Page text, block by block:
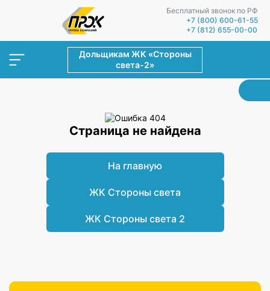
Бесплатный звонок по РФ
+7 (800) 600-61-55
+7 (812) 655-00-00
Дольщикам ЖК «Стороны
света-2»
Страница не найдена
На главную
ЖК Стороны света
ЖК Стороны света 2